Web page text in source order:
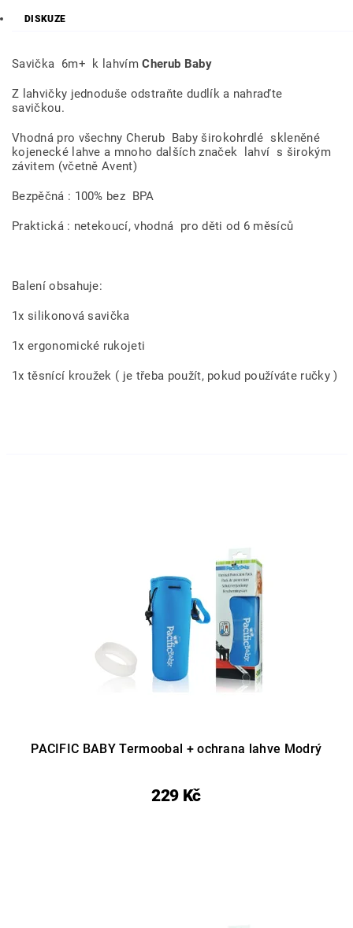
DISKUZE
Savička 6m+ k lahvímCherub Baby
Z lahvičky jednoduše odstraňte dudlík a nahraďte
savičkou.
Vhodná pro všechny Cherub Baby širokohrdlé skleněné
kojenecké lahve a mnoho dalších značek
lahví s širokým
závitem (včetně Avent)
Bezpěčná : 100% bez BPA
Praktická : netekoucí, vhodná pro děti od 6 měsíců
Balení obsahuje:
1x silikonová savička
1x ergonomické rukojeti
1x těsnící kroužek ( je třeba použít, pokud používáte ručky )
PACIFIC BABY Termoobal + ochrana lahve Modrý
229 Kč